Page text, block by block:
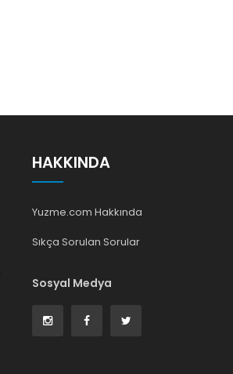
HAKKINDA
Yuzme.com Hakkında
Sıkça Sorulan Sorular
Sosyal Medya